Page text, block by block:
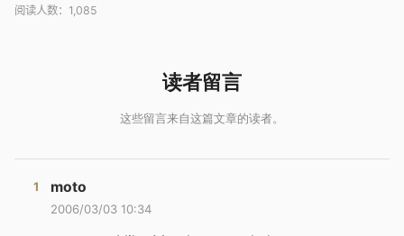
阅读人数： 1,085
moto
2006/03/03 10:34